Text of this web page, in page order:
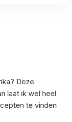
Deze
laat ik wel heel
te vinden